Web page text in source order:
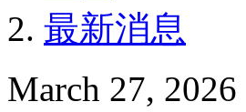
最新消息
March 27, 2026